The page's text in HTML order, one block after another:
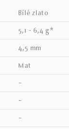
bílé zlato
5,1 - 6,4 g*
4,5 mm
mat
–
–
–